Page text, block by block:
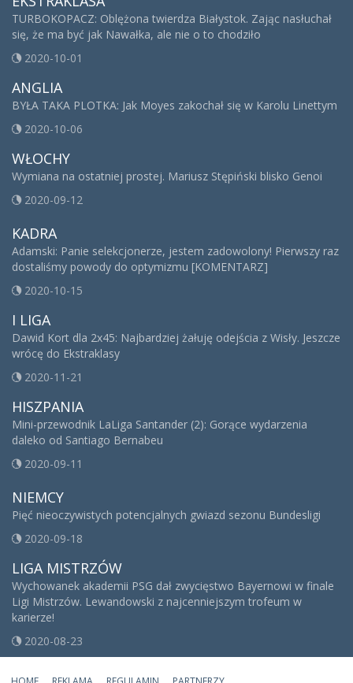
TURBOKOPACZ: Oblężona twierdza Białystok. Zając nasłuchał
się, że ma być jak Nawałka, ale nie o to chodziło
2020-10-01
ANGLIA
BYŁA TAKA PLOTKA: Jak Moyes zakochał się w Karolu Linettym
2020-10-06
WŁOCHY
Wymiana na ostatniej prostej. Mariusz Stępiński blisko Genoi
2020-09-12
KADRA
Adamski: Panie selekcjonerze, jestem zadowolony! Pierwszy raz
dostaliśmy powody do optymizmu [KOMENTARZ]
2020-10-15
I LIGA
Dawid Kort dla 2x45: Najbardziej żałuję odejścia z Wisły. Jeszcze
wrócę do Ekstraklasy
2020-11-21
HISZPANIA
Mini-przewodnik LaLiga Santander (2): Gorące wydarzenia
daleko od Santiago Bernabeu
2020-09-11
NIEMCY
Pięć nieoczywistych potencjalnych gwiazd sezonu Bundesligi
2020-09-18
LIGA MISTRZÓW
Wychowanek akademii PSG dał zwycięstwo Bayernowi w finale
Ligi Mistrzów. Lewandowski z najcenniejszym trofeum w
karierze!
2020-08-23